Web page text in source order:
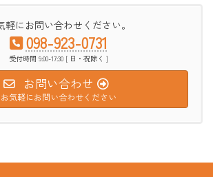
軽にお問い合わせください。
098-923-0731
受付時間 9:00-17:30 [ 日・祝除く ]
お問い合わせ
お気軽にお問い合わせください